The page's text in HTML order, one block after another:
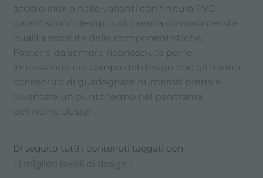
acciaio inox o nelle varianti con finitura PVD
garantiscono design unici senza compromessi e
qualità assoluta delle componentistiche.
Foster è da sempre riconosciuta per le
innovazione nel campo del design che gli hanno
consentito di guadagnare numerosi premi e
diventare un punto fermo nel panorama
dell'home design
Di seguito tutti i contenuti taggati con:
i migliori lavelli di design